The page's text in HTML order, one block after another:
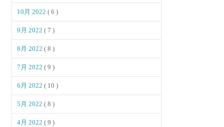
10月 2022( 6 )
9月 2022( 7 )
8月 2022( 8 )
7月 2022( 9 )
6月 2022( 10 )
5月 2022( 8 )
4月 2022( 9 )